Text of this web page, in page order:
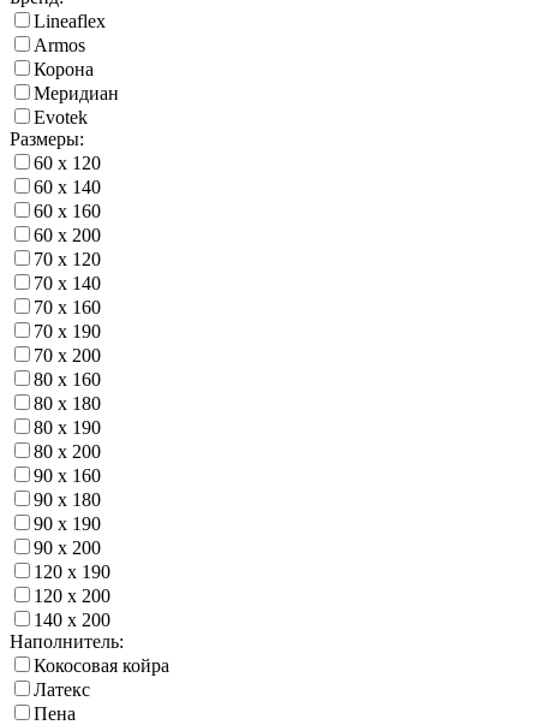
Lineaflex
Armos
Корона
Меридиан
Еvotek
Размеры:
60 х 120
60 х 140
60 х 160
60 х 200
70 х 120
70 х 140
70 х 160
70 х 190
70 х 200
80 х 160
80 х 180
80 х 190
80 х 200
90 х 160
90 х 180
90 х 190
90 х 200
120 х 190
120 х 200
140 х 200
Наполнитель:
Кокосовая койра
Латекс
Пена